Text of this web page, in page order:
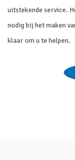
uitstekende service.
nodig bij het maken
klaar om u te helpen.